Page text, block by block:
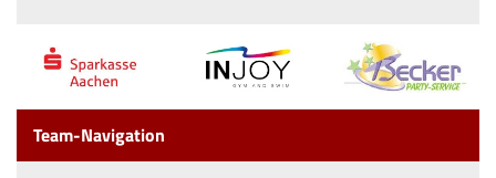
Team-Navigation